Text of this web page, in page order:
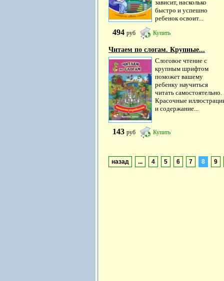
зависит, насколько
быстро и успешно
ребенок освоит...
494 руб Купить
Читаем по слогам. Крупные...
Слоговое чтение с
крупным шрифтом
поможет вашему
ребенку научиться
читать самостоятельно.
Красочные
и содержание...
143 руб Купить
назад ... 4 5 6 7 8 9